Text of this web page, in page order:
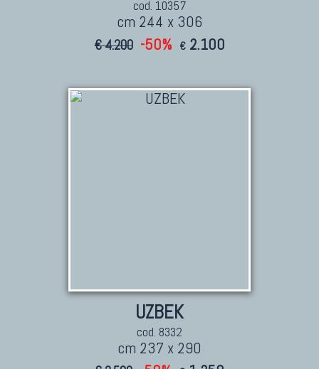
cod. 10357
cm 244 x 306
€ 4.200 -50% € 2.100
UZBEK
cod. 8332
cm 237 x 290